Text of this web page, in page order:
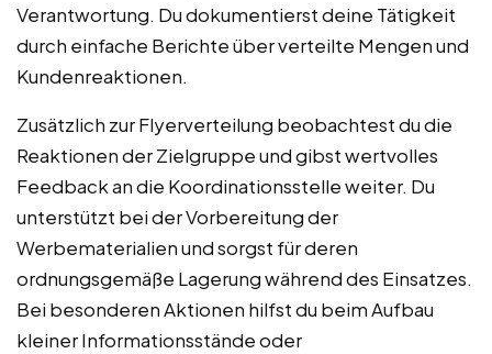
Verantwortung. Du dokumentierst deine Tätigkeit
durch einfache Berichte über verteilte Mengen und
Kundenreaktionen.
Zusätzlich zur Flyerverteilung beobachtest du die
Reaktionen der Zielgruppe und gibst wertvolles
Feedback an die Koordinationsstelle weiter. Du
unterstützt bei der Vorbereitung der
Werbematerialien und sorgst für deren
ordnungsgemäße Lagerung während des Einsatzes.
Bei besonderen Aktionen hilfst du beim Aufbau
kleiner Informationsstände oder